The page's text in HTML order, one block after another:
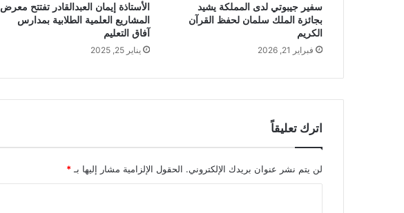
سفير جيبوتي لدى المملكة يشيد
بجائزة الملك سلمان لحفظ القرآن
الكريم
فبراير 21, 2026
الأستاذة إيمان العبدالقادر تفتتح معرض
المشاريع العلمية الطلابية بمدارس
آفاق التعليم
يناير 25, 2025
اترك تعليقاً
لن يتم نشر عنوان بريدك الإلكتروني. الحقول الإلزامية مشار إليها بـ *